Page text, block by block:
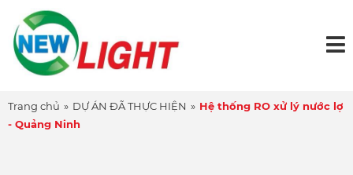
Trang chủ » DỰ ÁN ĐÃ THỰC HIỆN » Hệ thống RO xử lý nước lợ
- Quảng Ninh